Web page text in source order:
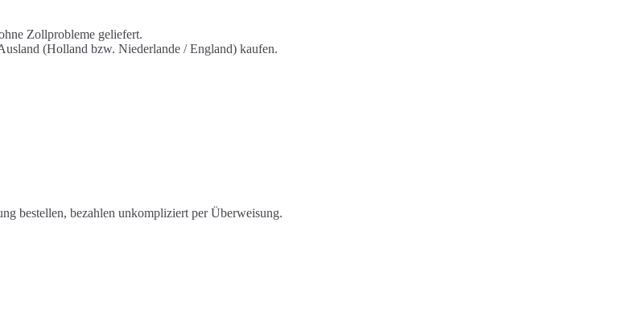
Zollprobleme geliefert.
(Holland bzw. Niederlande / England) kaufen.
bestellen, bezahlen unkompliziert per Überweisung.